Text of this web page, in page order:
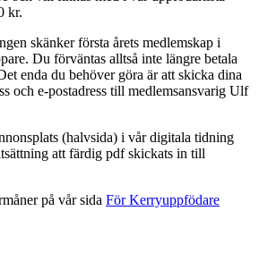
kr.
skänker första årets medlemskap i
Du förväntas alltså inte längre betala
enda du behöver göra är att skicka dina
och e-postadress till medlemsansvarig Ulf
(halvsida) i vår digitala tidning
att färdig pdf skickats in till
på vår sida För Kerryuppfödare